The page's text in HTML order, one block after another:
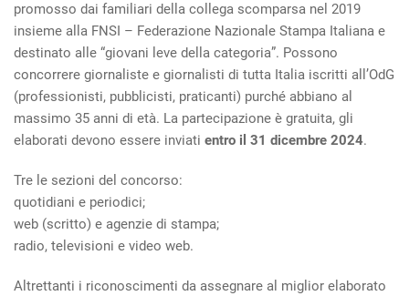
promosso dai familiari della collega scomparsa nel 2019
insieme alla FNSI – Federazione Nazionale Stampa Italiana e
destinato alle “giovani leve della categoria”. Possono
concorrere giornaliste e giornalisti di tutta Italia iscritti all’OdG
(professionisti, pubblicisti, praticanti) purché abbiano al
massimo 35 anni di età. La partecipazione è gratuita, gli
elaborati devono essere inviati entro il 31 dicembre 2024.
Tre le sezioni del concorso:
quotidiani e periodici;
web (scritto) e agenzie di stampa;
radio, televisioni e video web.
Altrettanti i riconoscimenti da assegnare al miglior elaborato